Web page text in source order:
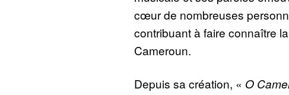
cœur de nombreuses
contribuant à faire connaître
Cameroun.
Depuis sa création, « O